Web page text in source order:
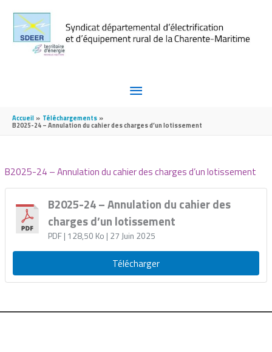
MENU
PRINCIPAL
Accueil Téléchargements
B2025-24 – Annulation du cahier des charges d’un lotissement
B2025-24 – Annulation du cahier des charges d’un lotissement
B2025-24 – Annulation du cahier des
charges d’un lotissement
PDF| 128,50 Ko | 27 Juin 2025
Télécharger